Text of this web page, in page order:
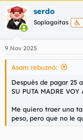
c
c
i
e
s
serdo
Soplagaitas
9 Nov 2025
Asam rebuznó:
Después de pagar 25
SU PUTA MADRE
Me quiero traer una
peso, pero que no le